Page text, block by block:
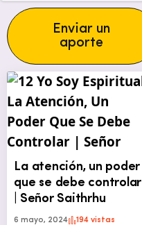
Enviar un
aporte
La atención, un poder
que se debe controlar
| Señor Saithrhu
6 mayo, 2024 194 vistas